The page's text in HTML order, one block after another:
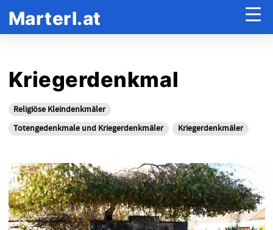
Marterl.at
Kriegerdenkmal
Religiöse Kleindenkmäler
Totengedenkmale und Kriegerdenkmäler
Kriegerdenkmäler